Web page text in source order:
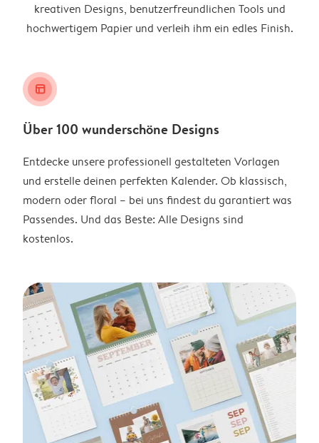
kreativen Designs, benutzerfreundlichen Tools und
hochwertigem Papier und verleih ihm ein edles Finish.
layout_alt
Über 100 wunderschöne Designs
Entdecke unsere professionell gestalteten Vorlagen
und erstelle deinen perfekten Kalender. Ob klassisch,
modern oder floral – bei uns findest du garantiert was
Passendes. Und das Beste: Alle Designs sind
kostenlos.